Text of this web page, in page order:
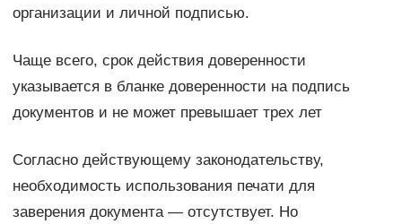
организации и личной подписью.
Чаще всего, срок действия доверенности
указывается в бланке доверенности на подпись
документов и не может превышает трех лет
Согласно действующему законодательству,
необходимость использования печати для
заверения документа — отсутствует. Но